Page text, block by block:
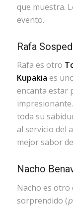
que muestra.
evento.
Rafa
Rafa es otro
Kupakia es
encanta estar
toda su
al servicio del
mejor sabor
Nacho
Nacho es otro
sorprendido (